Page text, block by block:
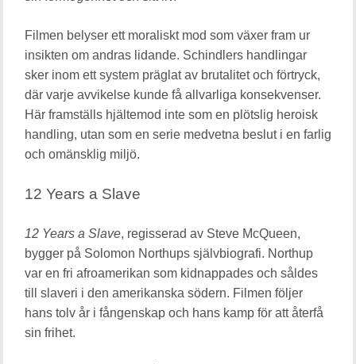
Filmen belyser ett moraliskt mod som växer fram ur
insikten om andras lidande. Schindlers handlingar
sker inom ett system präglat av brutalitet och förtryck,
där varje avvikelse kunde få allvarliga konsekvenser.
Här framställs hjältemod inte som en plötslig heroisk
handling, utan som en serie medvetna beslut i en farlig
och omänsklig miljö.
12 Years a Slave
12 Years a Slave, regisserad av Steve McQueen,
bygger på Solomon Northups självbiografi. Northup
var en fri afroamerikan som kidnappades och såldes
till slaveri i den amerikanska södern. Filmen följer
hans tolv år i fångenskap och hans kamp för att återfå
sin frihet.